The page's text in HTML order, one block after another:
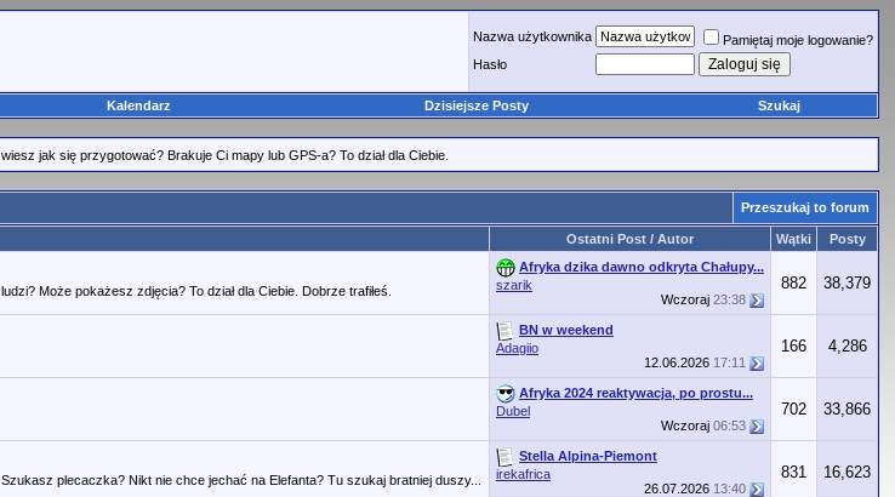
Nazwa użytkownika
Pamiętaj moje logowanie?
Hasło
Kalendarz Dzisiejsze Posty Szukaj
jak się przygotować? Brakuje Ci mapy lub GPS-a? To dział dla Ciebie.
Przeszukaj to forum
Ostatni Post / Autor Wątki Posty
Może pokażesz zdjęcia? To dział dla Ciebie. Dobrze trafiłeś.
Afryka dzika dawno odkryta Chałupy...
szarik
Wczoraj 23:38
882 38,379
BN w weekend
Adagiio
12.06.2026 17:11
166 4,286
Afryka 2024 reaktywacja, po prostu...
Dubel
Wczoraj 06:53
702 33,866
plecaczka? Nikt nie chce jechać na Elefanta? Tu szukaj bratniej duszy...
Stella Alpina-Piemont
irekafrica
26.07.2026 13:40
831 16,623